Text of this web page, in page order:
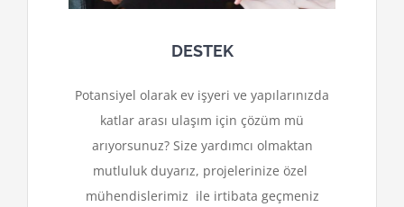
DESTEK
Potansiyel olarak ev işyeri ve yapılarınızda
katlar arası ulaşım için çözüm mü
arıyorsunuz? Size yardımcı olmaktan
mutluluk duyarız, projelerinize özel
mühendislerimiz ile irtibata geçmeniz